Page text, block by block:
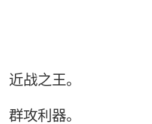
近战之王。
攻利器。